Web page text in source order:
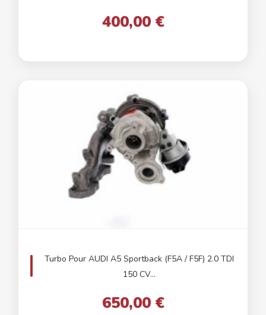
400,00 €
Turbo Pour AUDI A5 Sportback (F5A / F5F) 2.0 TDI
150 CV...
650,00 €